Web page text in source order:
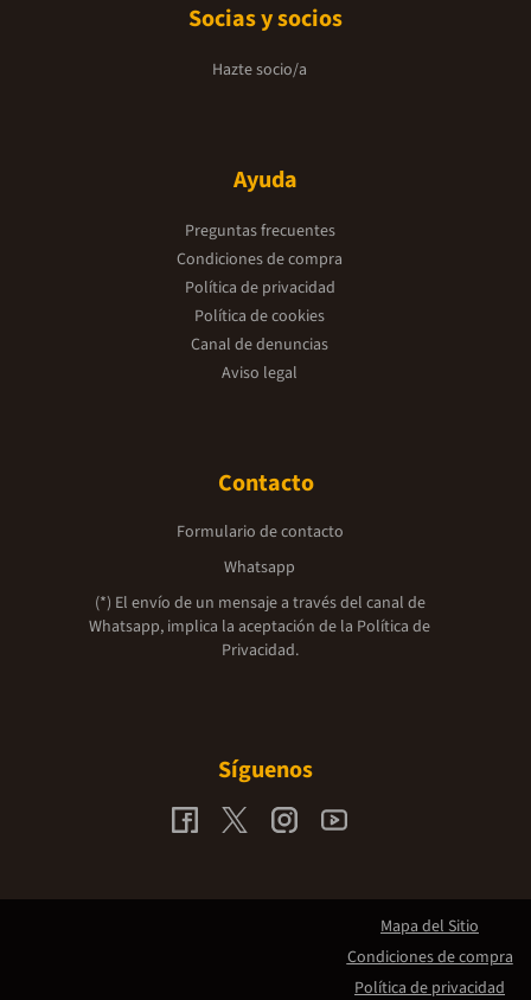
Socias y socios
Hazte socio/a
Ayuda
Preguntas frecuentes
Condiciones de compra
Política de privacidad
Política de cookies
Canal de denuncias
Aviso legal
Contacto
Formulario de contacto
Whatsapp
(*) El envío de un mensaje a través del canal de
Whatsapp, implica la aceptación de la Política de
Privacidad.
Síguenos
Mapa del Sitio
Condiciones de compra
Política de privacidad